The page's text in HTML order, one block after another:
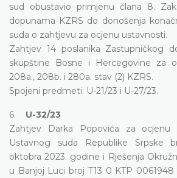
sud obustavio primjenu člana 8.
dopunama KZRS do donošenja
suda o zahtjevu za ocjenu ustavnosti.
Zahtjev 14 poslanika Zastupničkog
skupštine Bosne i Hercegovine za
208a., 208b. i 280a. stav (2) KZRS.
Spojeni predmeti: U-21/23 i U-27/23.
6. U-32/23
Zahtjev Darka Popovića za ocjenu
Ustavnog suda Republike Srpske
oktobra 2023. godine i Rješenja
u Banjoj Luci broj T13 0 KTP